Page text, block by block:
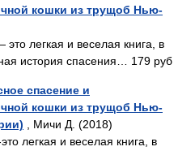
кошки из трущоб Нью-
легкая и веселая книга, в
история спасения… 179 руб
спасение и
кошки из трущоб Нью-
, Мичи Д. (2018)
легкая и веселая книга, в